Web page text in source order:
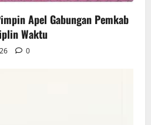
Apel Gabungan Pemkab
Waktu
0